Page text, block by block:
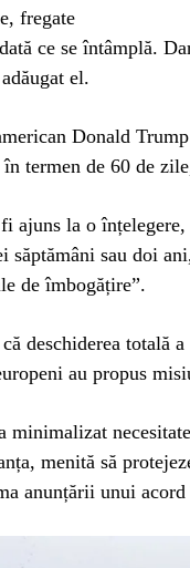
fregate
ce se întâmplă.
el.
Donald
termen de 60 de
ajuns la o
săptămâni sau doi
de îmbogățire”.
că deschiderea totală
au propus
minimalizat
menită să
anunțării unui